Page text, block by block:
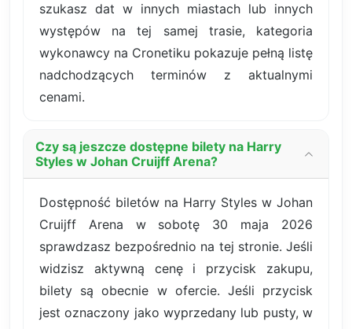
szukasz dat w innych miastach lub innych
występów na tej samej trasie, kategoria
wykonawcy na Cronetiku pokazuje pełną listę
nadchodzących terminów z aktualnymi
cenami.
Czy są jeszcze dostępne bilety na Harry
Styles w Johan Cruijff Arena?
Dostępność biletów na Harry Styles w Johan
Cruijff Arena w sobotę 30 maja 2026
sprawdzasz bezpośrednio na tej stronie. Jeśli
widzisz aktywną cenę i przycisk zakupu,
bilety są obecnie w ofercie. Jeśli przycisk
jest oznaczony jako wyprzedany lub pusty, w